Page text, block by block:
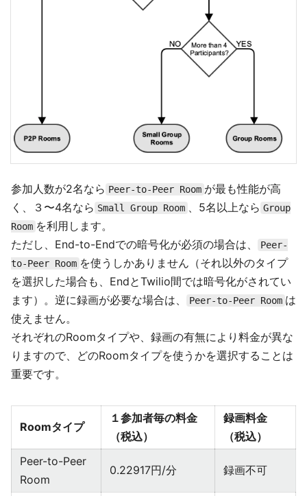
参加人数が2名なら Peer-to-Peer Room が最も性能が高
く、３〜4名なら Small Group Room 、5名以上なら Group
Room を利用します。
ただし、End-to-Endでの暗号化が必須の場合は、
Peer-
to-Peer Room を使うしかありません（それ以外のタイプ
を選択した場合も、EndとTwilio間では暗号化がされてい
ます）。逆に録画が必要な場合は、
Peer-to-Peer Room は
使えません。
それぞれのRoomタイプや、録画の有無により料金が異な
りますので、どのRoomタイプを使うかを選択することは
重要です。
Roomタイプ
１参加者毎の料金
（税込）
録画料金
（税込）
Peer-to-Peer
Room
0.22917円/分 録画不可